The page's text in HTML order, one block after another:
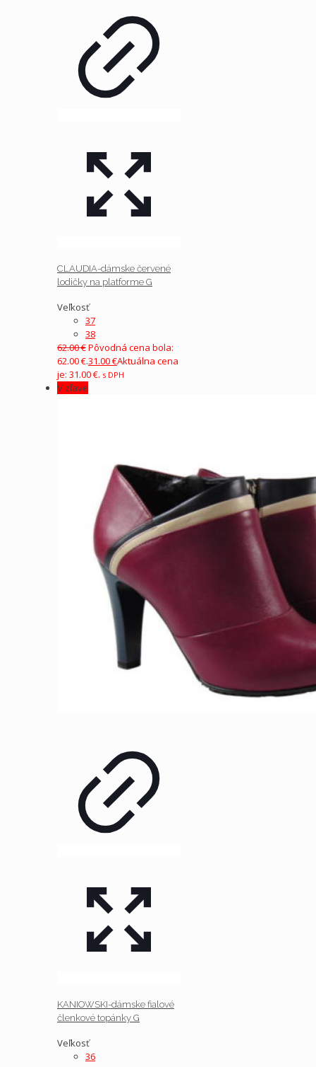
CLAUDIA-dámske červené
lodičky na platforme G
Veľkosť
37
38
62.00€Pôvodná cena bola:
62.00 €.31.00€Aktuálna cena
je: 31.00 €. s DPH
V zľave
KANIOWSKI-dámske fialové
členkové topánky G
Veľkosť
36